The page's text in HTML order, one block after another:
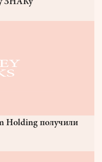
ЗНАКу
Holding получили